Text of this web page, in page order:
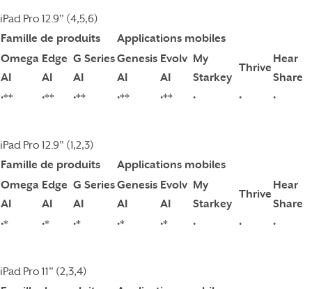
iPad Pro 12.9" (4,5,6)
Famille de produits
Applications mobiles
Omega
AI
Edge
AI
G Series
AI
Genesis
AI
Evolv
AI
My
Starkey
Thrive
Hear
Share
•**
•** •** •** •** • • •
iPad Pro 12.9" (1,2,3)
Famille de produits
Applications mobiles
Omega
AI
Edge
AI
G Series
AI
Genesis
AI
Evolv
AI
My
Starkey
Thrive
Hear
Share
•*
•* •* •* •* • • •
iPad Pro 11" (2,3,4)